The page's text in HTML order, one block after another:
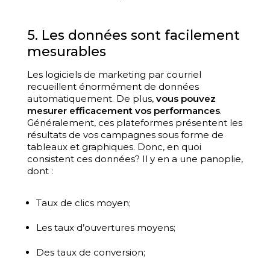
5. Les données sont facilement
mesurables
Les logiciels de marketing par courriel
recueillent énormément de données
automatiquement. De plus, vous pouvez
mesurer efficacement vos performances.
Généralement, ces plateformes présentent les
résultats de vos campagnes sous forme de
tableaux et graphiques. Donc, en quoi
consistent ces données? Il y en a une panoplie,
dont :
Taux de clics moyen;
Les taux d’ouvertures moyens;
Des taux de conversion;